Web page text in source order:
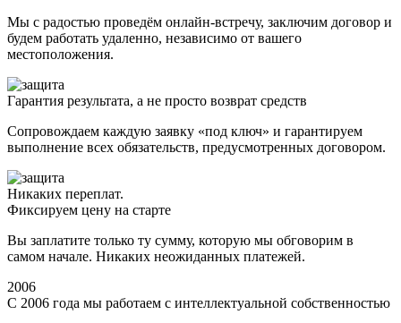
Мы с радостью проведём онлайн-встречу, заключим договор и
будем работать удаленно, независимо от вашего
местоположения.
Гарантия результата, а не просто возврат средств
Сопровождаем каждую заявку «под ключ» и гарантируем
выполнение всех обязательств, предусмотренных договором.
Никаких переплат.
Фиксируем цену на старте
Вы заплатите только ту сумму, которую мы обговорим в
самом начале. Никаких неожиданных платежей.
2006
С 2006 года мы работаем с интеллектуальной собственностью